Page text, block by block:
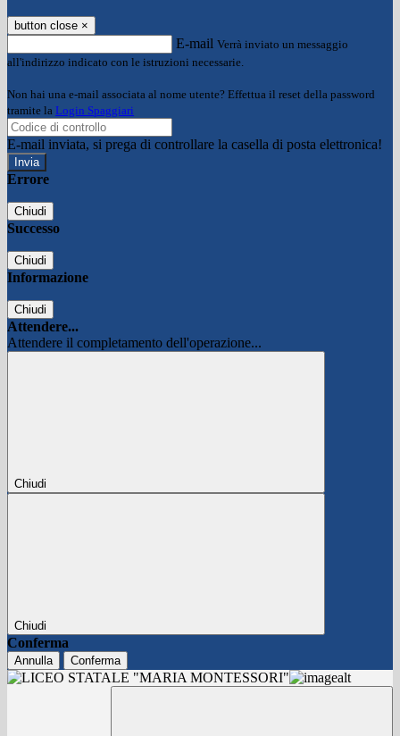
button close ×
E-mail Verrà inviato un messaggio
all'indirizzo indicato con le istruzioni necessarie.
Non hai una e-mail associata al nome utente? Effettua il reset della password
tramite la Login Spaggiari
E-mail inviata, si prega di controllare la casella di posta elettronica!
Errore
Chiudi
Successo
Chiudi
Informazione
Chiudi
Attendere...
Attendere il completamento dell'operazione...
Chiudi
Chiudi
Conferma
Annulla Conferma